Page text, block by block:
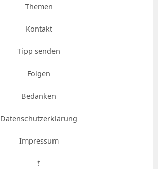
Themen
Kontakt
Tipp senden
Folgen
Bedanken
Datenschutzerklärung
Impressum
⇡